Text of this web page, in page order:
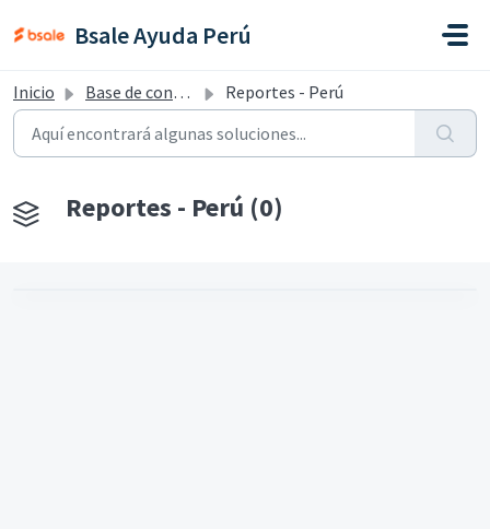
Bsale Ayuda Perú
Inicio Base de conocimientos Reportes - Perú
Reportes - Perú (0)